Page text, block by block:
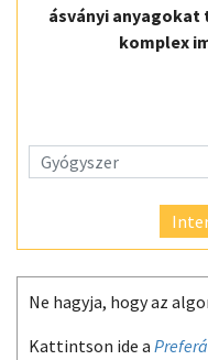
ásványi
komplex
Ne hagyja, hogy az
Kattintson ide a